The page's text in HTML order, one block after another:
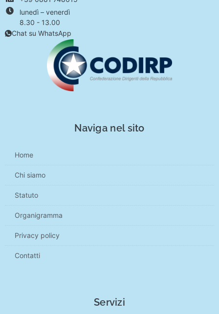
lunedì – venerdì
8.30 - 13.00
Chat su WhatsApp
Naviga nel sito
Home
Chi siamo
Statuto
Organigramma
Privacy policy
Contatti
Servizi